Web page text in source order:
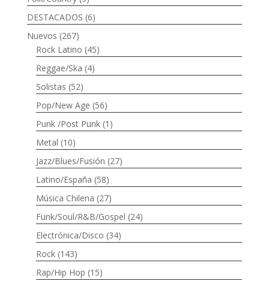
DESTACADOS (6)
Nuevos (267)
Rock Latino (45)
Reggae/Ska (4)
Solistas (52)
Pop/New Age (56)
Punk /Post Punk (1)
Metal (10)
Jazz/Blues/Fusión (27)
Latino/España (58)
Música Chilena (27)
Funk/Soul/R&B/Gospel (24)
Electrónica/Disco (34)
Rock (143)
Rap/Hip Hop (15)